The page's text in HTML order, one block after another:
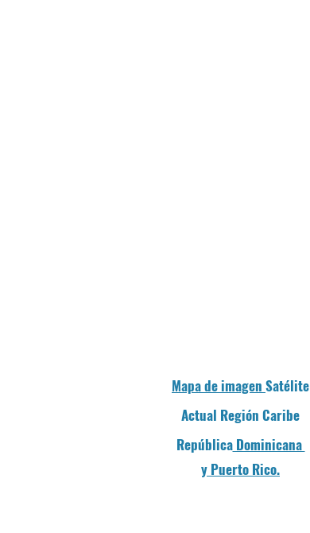
Mapa de imagen Satélite
Actual Región Caribe
RepúblicaDominicana
y Puerto Rico.